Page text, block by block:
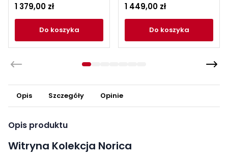
1 379,00 zł
do koszyka
Norica
1 449,00 zł
do koszyka
Opis Szczegóły Opinie
Opis produktu
Witryna Kolekcja Norica